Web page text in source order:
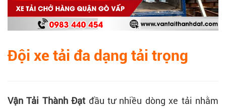
Đội xe tải đa dạng tải trọng
Vận Tải Thành Đạt đầu tư nhiều dòng xe tải nhằm